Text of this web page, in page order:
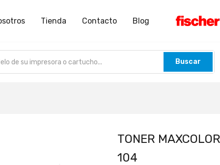
Tienda Contacto Blog
Buscar
TONER
104